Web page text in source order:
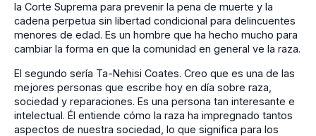
la Corte Suprema para prevenir la pena de muerte y la
cadena perpetua sin libertad condicional para delincuentes
menores de edad. Es un hombre que ha hecho mucho para
cambiar la forma en que la comunidad en general ve la raza.
El segundo sería Ta-Nehisi Coates. Creo que es una de las
mejores personas que escribe hoy en día sobre raza,
sociedad y reparaciones. Es una persona tan interesante e
intelectual. Él entiende cómo la raza ha impregnado tantos
aspectos de nuestra sociedad, lo que significa para los